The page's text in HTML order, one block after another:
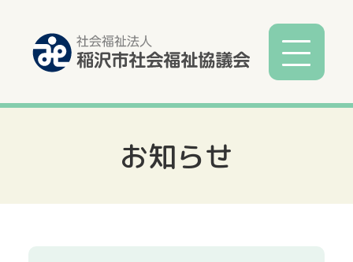
社協とは
社協事業
お知らせ